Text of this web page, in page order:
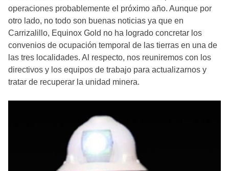
operaciones probablemente el próximo año. Aunque por
otro lado, no todo son buenas noticias ya que en
Carrizalillo, Equinox Gold no ha logrado concretar los
convenios de ocupación temporal de las tierras en una de
las tres localidades. Al respecto, nos reuniremos con los
directivos y los equipos de trabajo para actualizarnos y
tratar de recuperar la unidad minera.